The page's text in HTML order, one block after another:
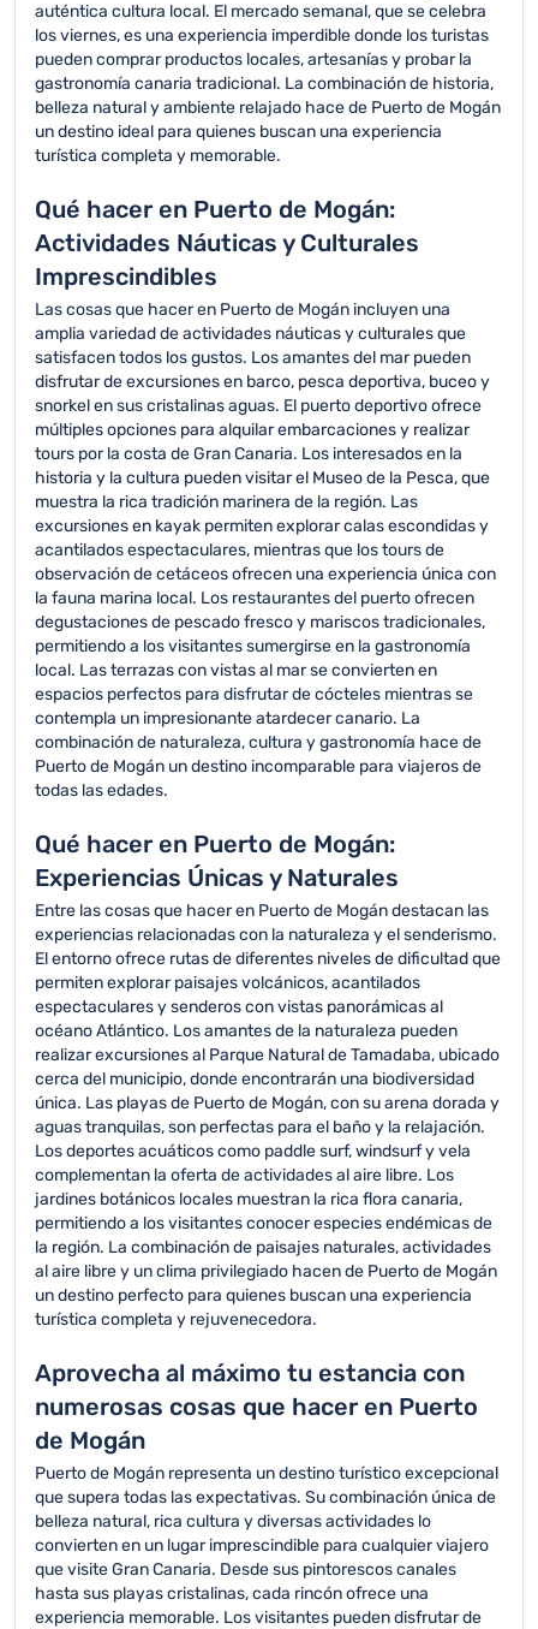
auténtica cultura local. El mercado semanal, que se celebra
los viernes, es una experiencia imperdible donde los turistas
pueden comprar productos locales, artesanías y probar la
gastronomía canaria tradicional. La combinación de historia,
belleza natural y ambiente relajado hace de Puerto de Mogán
un destino ideal para quienes buscan una experiencia
turística completa y memorable.
Qué hacer en Puerto de Mogán:
Actividades Náuticas y Culturales
Imprescindibles
Las cosas que hacer en Puerto de Mogán incluyen una
amplia variedad de actividades náuticas y culturales que
satisfacen todos los gustos. Los amantes del mar pueden
disfrutar de excursiones en barco, pesca deportiva, buceo y
snorkel en sus cristalinas aguas. El puerto deportivo ofrece
múltiples opciones para alquilar embarcaciones y realizar
tours por la costa de Gran Canaria. Los interesados en la
historia y la cultura pueden visitar el Museo de la Pesca, que
muestra la rica tradición marinera de la región. Las
excursiones en kayak permiten explorar calas escondidas y
acantilados espectaculares, mientras que los tours de
observación de cetáceos ofrecen una experiencia única con
la fauna marina local. Los restaurantes del puerto ofrecen
degustaciones de pescado fresco y mariscos tradicionales,
permitiendo a los visitantes sumergirse en la gastronomía
local. Las terrazas con vistas al mar se convierten en
espacios perfectos para disfrutar de cócteles mientras se
contempla un impresionante atardecer canario. La
combinación de naturaleza, cultura y gastronomía hace de
Puerto de Mogán un destino incomparable para viajeros de
todas las edades.
Qué hacer en Puerto de Mogán:
Experiencias Únicas y Naturales
Entre las cosas que hacer en Puerto de Mogán destacan las
experiencias relacionadas con la naturaleza y el senderismo.
El entorno ofrece rutas de diferentes niveles de dificultad que
permiten explorar paisajes volcánicos, acantilados
espectaculares y senderos con vistas panorámicas al
océano Atlántico. Los amantes de la naturaleza pueden
realizar excursiones al Parque Natural de Tamadaba, ubicado
cerca del municipio, donde encontrarán una biodiversidad
única. Las playas de Puerto de Mogán, con su arena dorada y
aguas tranquilas, son perfectas para el baño y la relajación.
Los deportes acuáticos como paddle surf, windsurf y vela
complementan la oferta de actividades al aire libre. Los
jardines botánicos locales muestran la rica flora canaria,
permitiendo a los visitantes conocer especies endémicas de
la región. La combinación de paisajes naturales, actividades
al aire libre y un clima privilegiado hacen de Puerto de Mogán
un destino perfecto para quienes buscan una experiencia
turística completa y rejuvenecedora.
Aprovecha al máximo tu estancia con
numerosas cosas que hacer en Puerto
de Mogán
Puerto de Mogán representa un destino turístico excepcional
que supera todas las expectativas. Su combinación única de
belleza natural, rica cultura y diversas actividades lo
convierten en un lugar imprescindible para cualquier viajero
que visite Gran Canaria. Desde sus pintorescos canales
hasta sus playas cristalinas, cada rincón ofrece una
experiencia memorable. Los visitantes pueden disfrutar de